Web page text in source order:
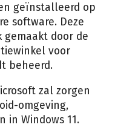
geïnstalleerd op
software. Deze
door de
voor
beheerd.
zal zorgen
omgeving,
in Windows 11.